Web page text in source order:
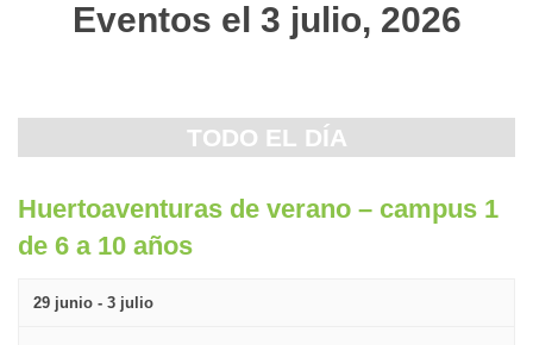
de
Eventos el 3 julio, 2026
TODO EL DÍA
Huertoaventuras de verano – campus 1
de 6 a 10 años
29 junio - 3 julio